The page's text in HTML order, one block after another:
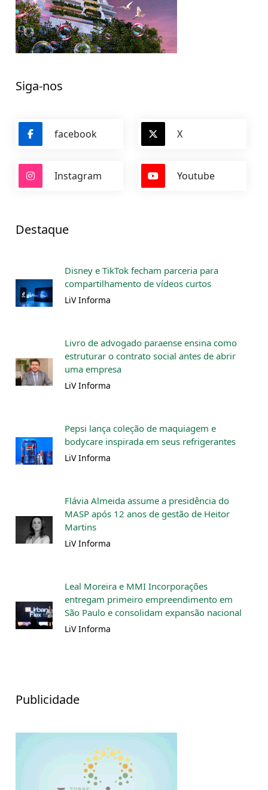
Siga-nos
facebook X
Instagram Youtube
Destaque
Disney e TikTok fecham parceria para
compartilhamento de vídeos curtos
LiV Informa
Livro de advogado paraense ensina como
estruturar o contrato social antes de abrir
uma empresa
LiV Informa
Pepsi lança coleção de maquiagem e
bodycare inspirada em seus refrigerantes
LiV Informa
Flávia Almeida assume a presidência do
MASP após 12 anos de gestão de Heitor
Martins
LiV Informa
Leal Moreira e MMI Incorporações
entregam primeiro empreendimento em
São Paulo e consolidam expansão nacional
LiV Informa
Publicidade